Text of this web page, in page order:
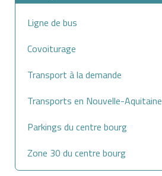
Ligne de bus
Covoiturage
Transport à la demande
Transports en Nouvelle-Aquitaine
Parkings du centre bourg
Zone 30 du centre bourg